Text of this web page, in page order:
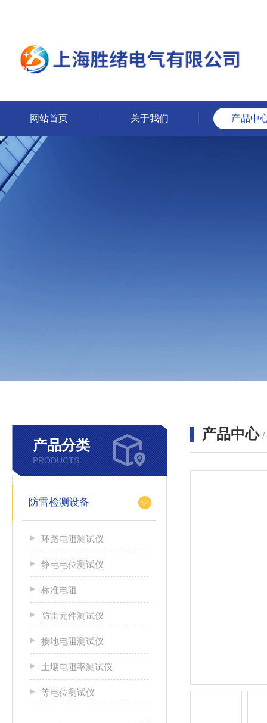
网站首页 关于我们 产品中
产品分类
PRODUCTS
防雷检测设备
环路电阻测试仪
静电电位测试仪
标准电阻
防雷元件测试仪
接地电阻测试仪
土壤电阻率测试仪
等电位测试仪
产品中心 /